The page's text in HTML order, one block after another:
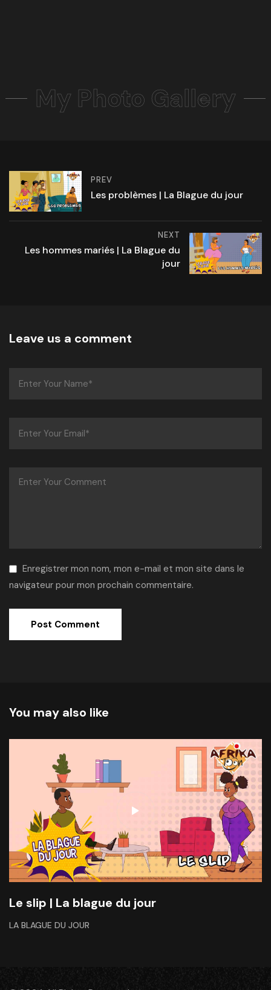
My Photo Gallery
PREV
Les problèmes | La Blague du jour
NEXT
Les hommes mariés | La Blague du
jour
Leave us a comment
Enregistrer mon nom, mon e-mail et mon site dans le
navigateur pour mon prochain commentaire.
You may also like
Le slip | La blague du jour
LA BLAGUE DU JOUR